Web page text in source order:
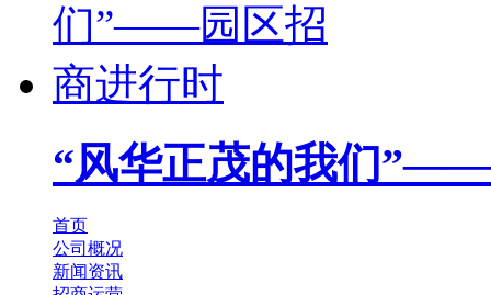
“风华正茂的我们
首页
公司概况
新闻资讯